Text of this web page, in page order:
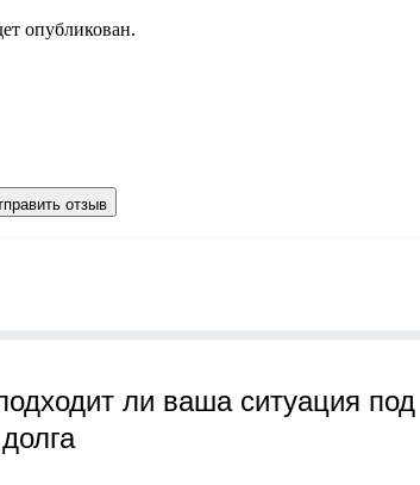
опубликован.
отзыв